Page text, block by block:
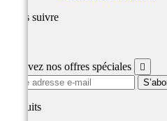
Nous suivre
Recevez nos offres spéciales 
produits